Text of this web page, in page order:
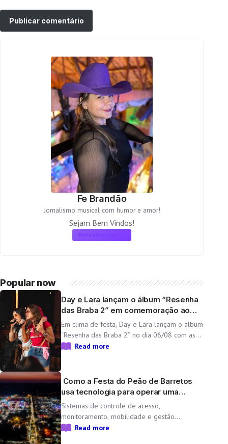
Fe Brandão
Jornalismo musical com humor e amor!
Sejam Bem Vindos!
More about me
Popular now
Day e Lara lançam o álbum “Resenha
das Braba 2” em comemoração ao
aniversário da dupla
Em clima de festa, Day e Lara lançam o álbum
“Resenha das Braba 2” no dia 06/08 com as
inéditas “Lado Cachorra” e “Doeu em Mim” O
Read more
Como a Festa do Peão de Barretos
usa tecnologia para operar uma
cidade temporária
Sistemas de controle de acesso,
monitoramento, mobilidade e gestão
operacional ajudam a transformar o Parque
Read more